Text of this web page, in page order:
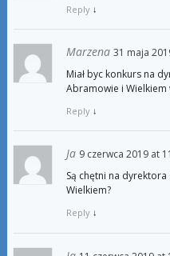
Reply ↓
Marzena 31 maja
Miał byc konkurs na
Abramowie i Wielkiem
Reply ↓
Ja 9 czerwca 2019 at
Są chętni na
Wielkiem?
Reply ↓